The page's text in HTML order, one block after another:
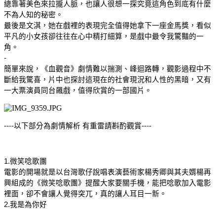
總靠著美色來拉攏人脈，也讓人很想一探究竟這角色到底有什麼
不為人知的秘密。
最後是文淇，她在戲裡的表現完全值得她拿下一座金馬獎，看似
平凡的小女孩卻往往在心中精打細算，是戲中最令我驚豔的一
角。
-
簡單來說，《血觀音》劇情難以揣測、峰迴路轉，觀影過程中不
斷給我驚喜，片中也探討這現在的社會現況和人性的黑暗，又有
一大票演員同台飆戲，值得欣賞的一部國片。
----以下部分為劇情解析 有重雷請斟酌觀賞----
1.微笑唸歌團
電影的開場就是以台灣歌仔說唱表演藝術家楊秀卿與其夫婿楊再
興組成的《微笑唸歌團》提醒大家要關手機，能把唸歌加入電影
裡面，卻不會讓人覺得突兀，真的讓人耳目一新。
2.我是為你好